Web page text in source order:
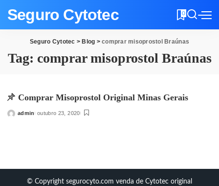
Seguro Cytotec 0
Seguro Cytotec > Blog >comprar misoprostol Braúnas
Tag: comprar misoprostol Braúnas
Comprar Misoprostol Original Minas Gerais
Posted
admin outubro 23, 2020
© Copyright segurocyto.com venda de Cytotec original